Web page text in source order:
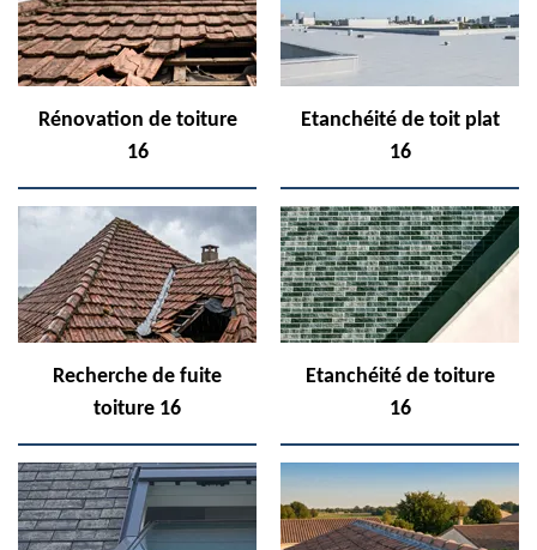
Rénovation de toiture
16
Etanchéité de toit plat
16
Recherche de fuite
toiture 16
Etanchéité de toiture
16